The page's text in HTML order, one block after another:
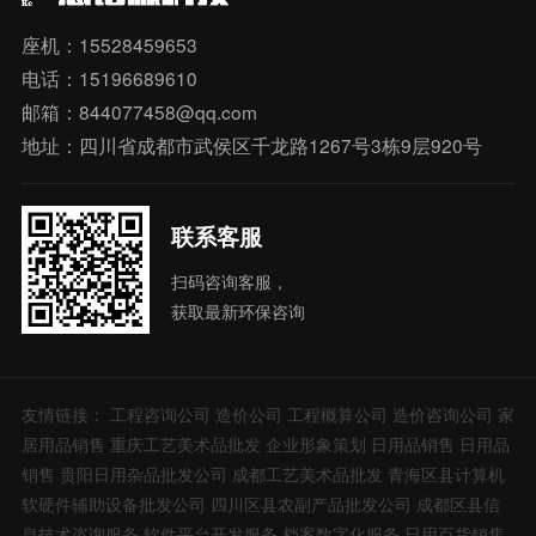
座机：15528459653
电话：15196689610
邮箱：844077458@qq.com
地址：四川省成都市武侯区千龙路1267号3栋9层920号
联系客服
扫码咨询客服，
获取最新环保咨询
友情链接： 工程咨询公司 造价公司 工程概算公司 造价咨询公司 家
居用品销售 重庆工艺美术品批发 企业形象策划 日用品销售 日用品
销售 贵阳日用杂品批发公司 成都工艺美术品批发 青海区县计算机
软硬件辅助设备批发公司 四川区县农副产品批发公司 成都区县信